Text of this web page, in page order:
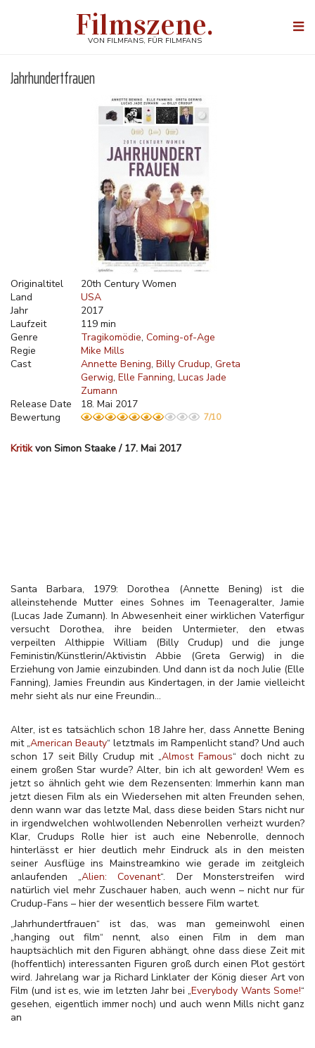
Filmszene.
VON FILMFANS, FÜR FILMFANS
Jahrhundertfrauen
Originaltitel
20th Century Women
Land
USA
Jahr
2017
Laufzeit
119 min
Genre
Tragikomödie Coming-of-Age
Regie
Mike Mills
Cast
Annette Bening Billy Crudup Greta
Gerwig Elle Fanning Lucas Jade
Zumann
Release Date
18. Mai 2017
Bewertung
7/10
Kritikvon Simon Staake / 17. Mai 2017
Santa Barbara, 1979: Dorothea (Annette Bening) ist die
alleinstehende Mutter eines Sohnes im Teenageralter, Jamie
(Lucas Jade Zumann). In Abwesenheit einer wirklichen Vaterfigur
versucht Dorothea, ihre beiden Untermieter, den etwas
verpeilten Althippie William (Billy Crudup) und die junge
Feministin/Künstlerin/Aktivistin Abbie (Greta Gerwig) in die
Erziehung von Jamie einzubinden. Und dann ist da noch Julie (Elle
Fanning), Jamies Freundin aus Kindertagen, in der Jamie vielleicht
mehr sieht als nur eine Freundin...
Alter, ist es tatsächlich schon 18 Jahre her, dass Annette Bening
mit „American Beauty“ letztmals im Rampenlicht stand? Und auch
schon 17 seit Billy Crudup mit „Almost Famous“ doch nicht zu
einem großen Star wurde? Alter, bin ich alt geworden! Wem es
jetzt so ähnlich geht wie dem Rezensenten: Immerhin kann man
jetzt diesen Film als ein Wiedersehen mit alten Freunden sehen,
denn wann war das letzte Mal, dass diese beiden Stars nicht nur
in irgendwelchen wohlwollenden Nebenrollen verheizt wurden?
Klar, Crudups Rolle hier ist auch eine Nebenrolle, dennoch
hinterlässt er hier deutlich mehr Eindruck als in den meisten
seiner Ausflüge ins Mainstreamkino wie gerade im zeitgleich
anlaufenden „Alien: Covenant“. Der Monsterstreifen wird
natürlich viel mehr Zuschauer haben, auch wenn – nicht nur für
Crudup-Fans – hier der wesentlich bessere Film wartet.
„Jahrhundertfrauen“ ist das, was man gemeinwohl einen
„hanging out film“ nennt, also einen Film in dem man
hauptsächlich mit den Figuren abhängt, ohne dass diese Zeit mit
(hoffentlich) interessanten Figuren groß durch einen Plot gestört
wird. Jahrelang war ja Richard Linklater der König dieser Art von
Film (und ist es, wie im letzten Jahr bei „Everybody Wants Some!“
gesehen, eigentlich immer noch) und auch wenn Mills nicht ganz
an